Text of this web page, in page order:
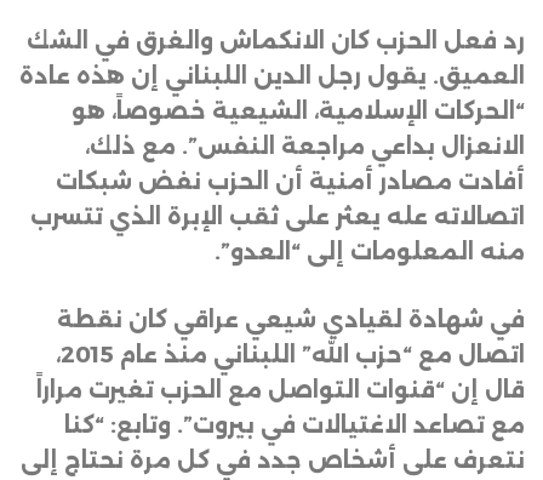
رد فعل الحزب كان الانكماش والغرق في الشك
العميق. يقول رجل الدين اللبناني إن هذه عادة
“الحركات الإسلامية، الشيعية خصوصاً، هو
الانعزال بداعي مراجعة النفس”. مع ذلك،
أفادت مصادر أمنية أن الحزب نفض شبكات
اتصالاته عله يعثر على ثقب الإبرة الذي تتسرب
منه المعلومات إلى “العدو”.
في شهادة لقيادي شيعي عراقي كان نقطة
اتصال مع “حزب الله” اللبناني منذ عام 2015،
قال إن “قنوات التواصل مع الحزب تغيرت مراراً
مع تصاعد الاغتيالات في بيروت”. وتابع: “كنا
نتعرف على أشخاص جدد في كل مرة نحتاج إلى